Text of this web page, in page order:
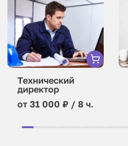
Технический
директор
от 31 000 ₽ / 8 ч.